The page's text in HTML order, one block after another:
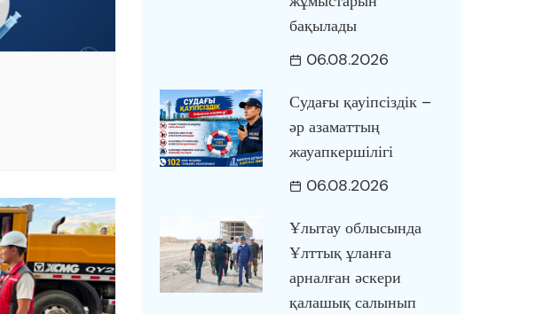
бақылады
06.08.2026
Судағы қауіпсіздік –
әр азаматтың
жауапкершілігі
06.08.2026
Ұлытау облысында
Ұлттық ұланға
арналған әскери
қалашық салынып